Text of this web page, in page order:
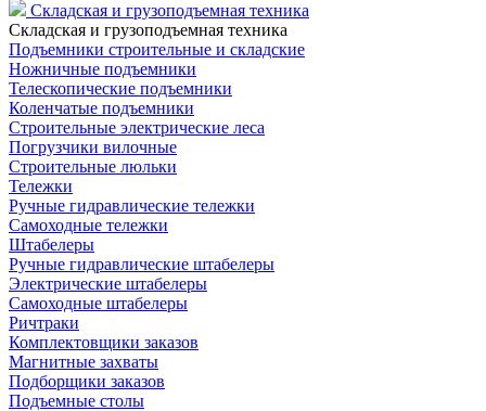
Складская и грузоподъемная техника
Складская и грузоподъемная техника
Подъемники строительные и складские
Ножничные подъемники
Телескопические подъемники
Коленчатые подъемники
Строительные электрические леса
Погрузчики вилочные
Строительные люльки
Тележки
Ручные гидравлические тележки
Самоходные тележки
Штабелеры
Ручные гидравлические штабелеры
Электрические штабелеры
Самоходные штабелеры
Ричтраки
Комплектовщики заказов
Магнитные захваты
Подборщики заказов
Подъемные столы